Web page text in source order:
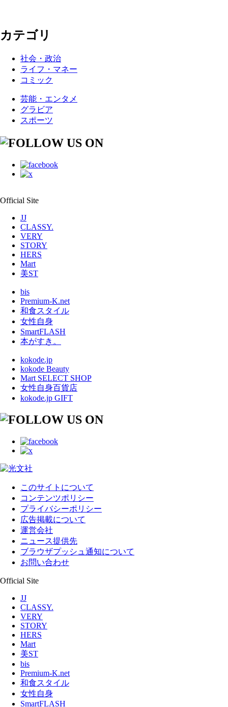
カテゴリ
社会・政治
ライフ・マネー
コミック
芸能・エンタメ
グラビア
スポーツ
Official Site
JJ
CLASSY.
VERY
STORY
HERS
Mart
美ST
bis
Premium-K.net
和食スタイル
女性自身
SmartFLASH
本がすき。
kokode.jp
kokode Beauty
Mart SELECT SHOP
女性自身百貨店
kokode.jp GIFT
このサイトについて
コンテンツポリシー
プライバシーポリシー
広告掲載について
運営会社
ニュース提供先
ブラウザプッシュ通知について
お問い合わせ
Official Site
JJ
CLASSY.
VERY
STORY
HERS
Mart
美ST
bis
Premium-K.net
和食スタイル
女性自身
SmartFLASH